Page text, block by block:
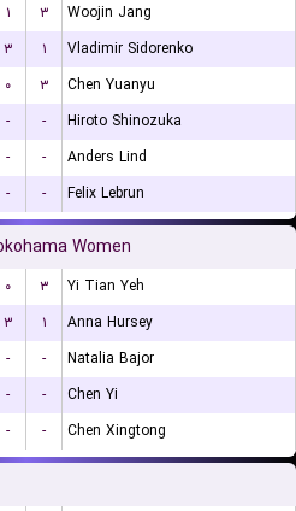
۱ ۳
Woojin Jang
۳ ۱
Vladimir Sidorenko
۰ ۳
Chen Yuanyu
- -
Hiroto Shinozuka
- -
Anders Lind
- - Felix Lebrun
Women
۰ ۳
Yi Tian Yeh
۳ ۱
Anna Hursey
- -
Natalia Bajor
- -
Chen Yi
- - Chen Xingtong